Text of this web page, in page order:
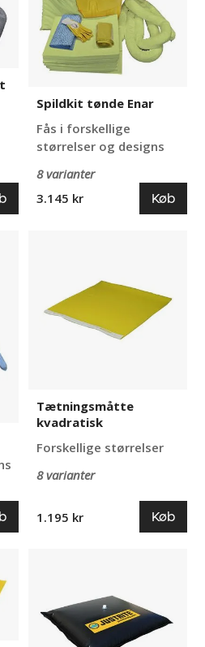
Spildkit tønde Enar
Fås i forskellige
størrelser og designs
8 varianter
3.145 kr
Køb
Tætningsmåtte
kvadratisk
Forskellige størrelser
8 varianter
1.195 kr Køb